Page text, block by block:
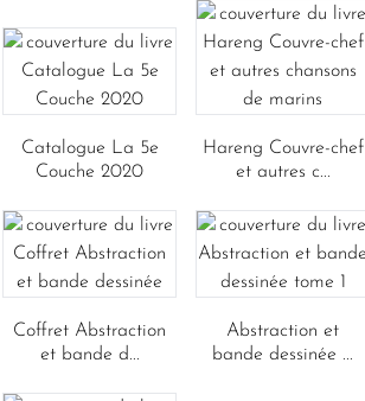
Catalogue La 5e
Couche 2020
Hareng Couvre-chef
et autres c...
Coffret Abstraction
et bande d...
Abstraction et
bande dessinée ...